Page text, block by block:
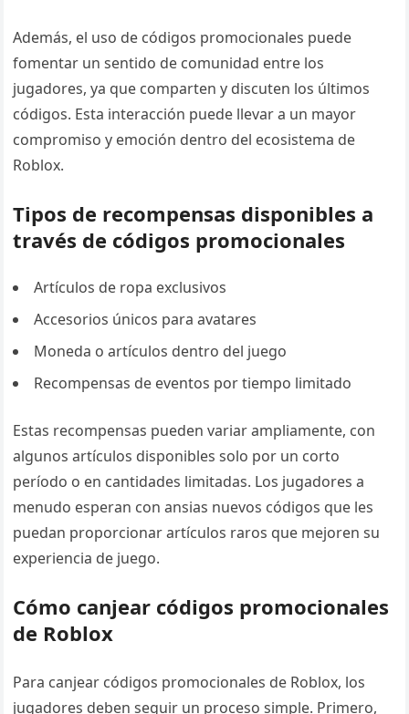
Además, el uso de códigos promocionales puede
fomentar un sentido de comunidad entre los
jugadores, ya que comparten y discuten los últimos
códigos. Esta interacción puede llevar a un mayor
compromiso y emoción dentro del ecosistema de
Roblox.
Tipos de recompensas disponibles a
través de códigos promocionales
Artículos de ropa exclusivos
Accesorios únicos para avatares
Moneda o artículos dentro del juego
Recompensas de eventos por tiempo limitado
Estas recompensas pueden variar ampliamente, con
algunos artículos disponibles solo por un corto
período o en cantidades limitadas. Los jugadores a
menudo esperan con ansias nuevos códigos que les
puedan proporcionar artículos raros que mejoren su
experiencia de juego.
Cómo canjear códigos promocionales
de Roblox
Para canjear códigos promocionales de Roblox, los
jugadores deben seguir un proceso simple. Primero,